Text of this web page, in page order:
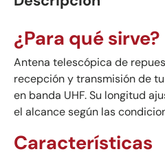
¿Para qué sirve?
Antena telescópica de
recepción y transmisión de
en banda UHF. Su longitud
el alcance según las
Características